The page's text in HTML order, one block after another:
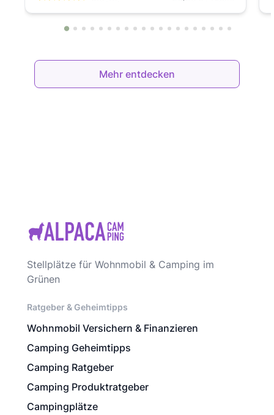
Mehr entdecken
Stellplätze für Wohnmobil & Camping im
Grünen
Ratgeber & Geheimtipps
Wohnmobil Versichern & Finanzieren
Camping Geheimtipps
Camping Ratgeber
Camping Produktratgeber
Campingplätze